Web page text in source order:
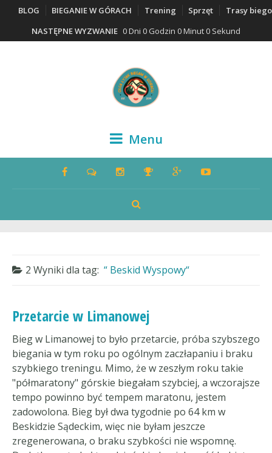
BLOG BIEGANIE W GÓRACH Trening Sprzęt
Trasy
NASTĘPNE WYZWANIE 0 Dni 0 Godzin 0 Minut 0 Sekund
Menu
2 Wyniki dla tag: Beskid Wyspowy
Przetarcie w Limanowej
Bieg w Limanowej to było przetarcie, próba szybszego
biegania w tym roku po ogólnym zaczłapaniu i braku
szybkiego treningu. Mimo, że w zeszłym roku takie
"półmaratony" górskie biegałam szybciej, a wczorajsze
tempo powinno być tempem maratonu, jestem
zadowolona. Bieg był dwa tygodnie po 64 km w
Beskidzie Sądeckim, więc nie byłam jeszcze
zregenerowana, o braku szybkości nie wspomnę.